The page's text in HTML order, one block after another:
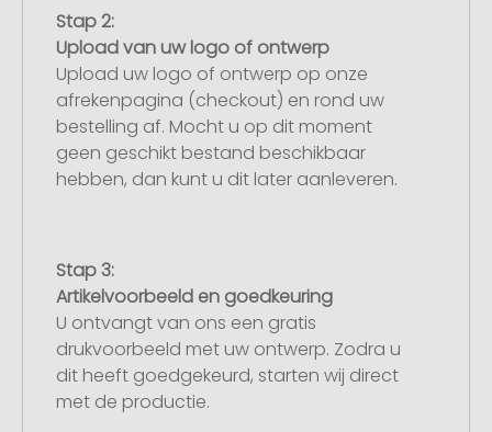
Stap 2:
Upload van uw logo of ontwerp
Upload uw logo of ontwerp op onze
afrekenpagina (checkout) en rond uw
bestelling af. Mocht u op dit moment
geen geschikt bestand beschikbaar
hebben, dan kunt u dit later aanleveren.
Stap 3:
Artikelvoorbeeld en goedkeuring
U ontvangt van ons een gratis
drukvoorbeeld met uw ontwerp. Zodra u
dit heeft goedgekeurd, starten wij direct
met de productie.